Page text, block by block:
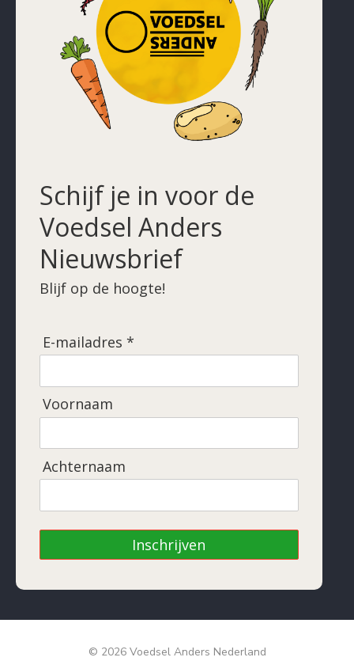
Schijf je in voor de
Voedsel Anders
Nieuwsbrief
Blijf op de hoogte!
E-mailadres *
Voornaam
Achternaam
Inschrijven
© 2026 Voedsel Anders Nederland